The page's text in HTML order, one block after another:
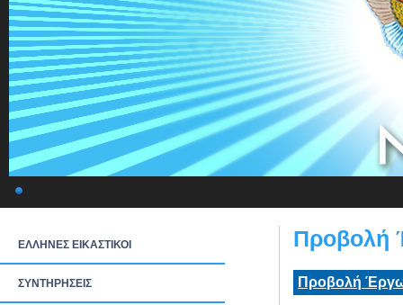
ΕΛΛΗΝΕΣ ΕΙΚΑΣΤΙΚΟΙ
ΣΥΝΤΗΡΗΣΕΙΣ
Προβολή
Προβολή